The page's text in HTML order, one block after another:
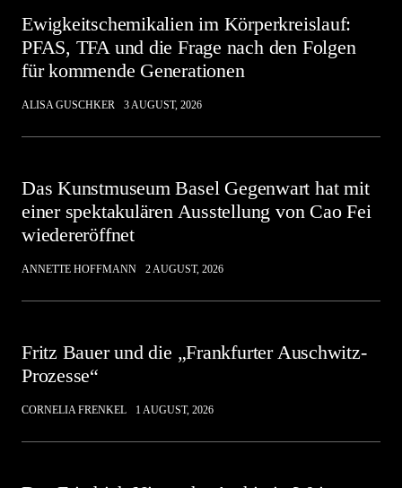
Ewigkeitschemikalien im Körperkreislauf:
PFAS, TFA und die Frage nach den Folgen
für kommende Generationen
ALISA GUSCHKER 3 AUGUST, 2026
Das Kunstmuseum Basel Gegenwart hat mit
einer spektakulären Ausstellung von Cao Fei
wiedereröffnet
ANNETTE HOFFMANN 2 AUGUST, 2026
Fritz Bauer und die „Frankfurter Auschwitz-
Prozesse“
CORNELIA FRENKEL 1 AUGUST, 2026